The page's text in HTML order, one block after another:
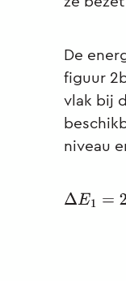
De
figuur
vlak bij
niveau
ΔE1= 2,26